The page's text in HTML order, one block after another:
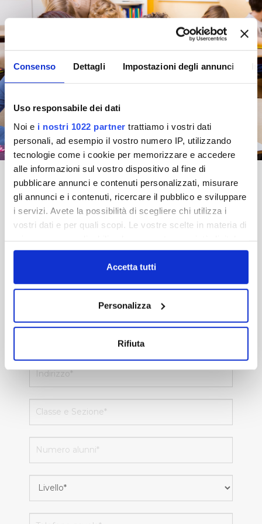
Consenso Dettagli Impostazioni degli annunci
Uso responsabile dei dati
Noi e i nostri 1022 partner trattiamo i vostri dati
personali, ad esempio il vostro numero IP, utilizzando
tecnologie come i cookie per memorizzare e accedere
alle informazioni sul vostro dispositivo al fine di
pubblicare annunci e contenuti personalizzati, misurare
gli annunci e i contenuti, ricercare il pubblico e sviluppare
i servizi. Avete la possibilità di scegliere chi utilizza i
vostri dati e per quali scopi. Le vostre scelte in materia di
in cui avete effettuato le vostre scelte. È possibile
modificare o revocare il proprio consenso in qualsiasi
momento dalla Dichiarazione sui cookie o facendo clic
Con il tuo consenso, vorremmo anche:
raccogliere informazioni sulla tua posizione
(impronte digitali).
Approfondisci come vengono elaborati i tuoi dati personali
e imposta le tue preferenze nellasezione dettagli. Puoi
modificare o ritirare il tuo consenso in qualsiasi momento
Accetta tutti
Personalizza
Rifiuta
MODULO D'ISCRIZIONE